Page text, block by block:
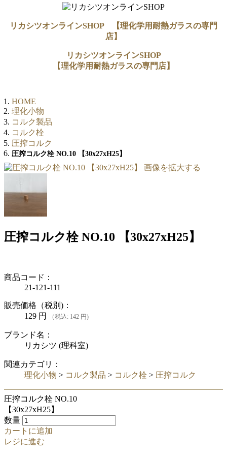
リカシツオンラインSHOP 【理化学用耐熱ガラスの専門
店】
リカシツオンラインSHOP
【理化学用耐熱ガラスの専門店】
HOME
理化小物
コルク製品
コルク栓
圧搾コルク
圧搾コルク栓 NO.10 【30x27xH25】
画像を拡大する
圧搾コルク栓 NO.10 【30x27xH25】
商品コード：
21-121-111
販売価格（税別)：
129 円 （税込: 142 円)
ブランド名：
リカシツ (理科室)
関連カテゴリ：
理化小物 > コルク製品 > コルク栓 > 圧搾コルク
圧搾コルク栓 NO.10
【30x27xH25】
数量
カートに追加
レジに進む